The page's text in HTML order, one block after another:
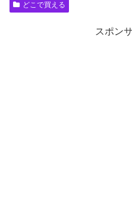
どこで買える
スポン